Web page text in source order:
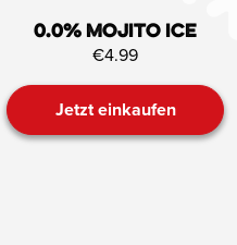
0.0% Mojito ICE
€4.99
Jetzt einkaufen